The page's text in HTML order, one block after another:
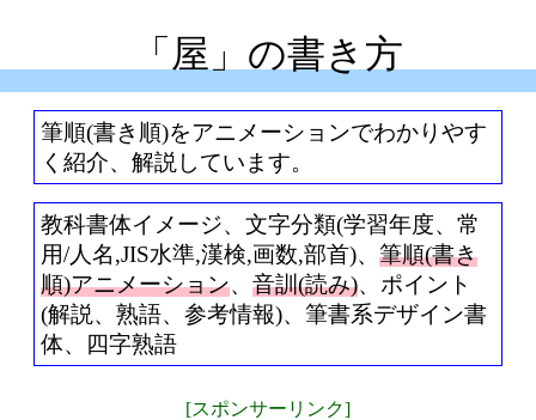
「屋」の書き方
筆順(書き順)をアニメーションでわかりやす
く紹介、解説しています。
教科書体イメージ、文字分類(学習年度、常
用/人名,JIS水準,漢検,画数,部首)、 筆順(書き
順)アニメーション、 音訓(読み)、ポイント
(解説、熟語、参考情報)、筆書系デザイン書
体、四字熟語
[スポンサーリンク]